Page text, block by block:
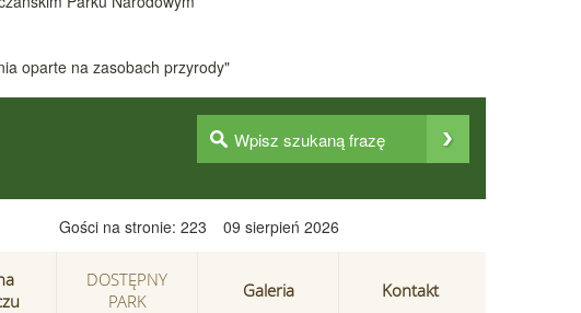
oparte na zasobach przyrody"
Gości na stronie: 223 09 sierpień 2026
DOSTĘPNY
PARK
Galeria Kontakt